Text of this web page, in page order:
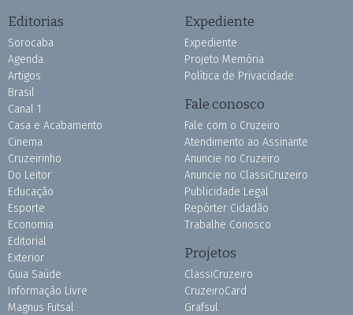
Editorias
Sorocaba
Agenda
Artigos
Brasil
Canal 1
Casa e Acabamento
Cinema
Cruzeirinho
Do Leitor
Educação
Esporte
Economia
Editorial
Exterior
Guia Saúde
Informação Livre
Magnus Futsal
Expediente
Expediente
Projeto Memória
Política de Privacidade
Fale conosco
Fale com o Cruzeiro
Atendimento ao Assinante
Anuncie no Cruzeiro
Anuncie no ClassiCruzeiro
Publicidade Legal
Repórter Cidadão
Trabalhe Conosco
Projetos
ClassiCruzeiro
CruzeiroCard
Grafsul